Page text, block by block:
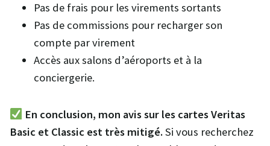
Pas de frais pour les virements sortants
Pas de commissions pour recharger son
compte par virement
Accès aux salons d’aéroports et à la
conciergerie.
En conclusion, mon avis sur les cartes Veritas
Basic et Classic est très mitigé.Si vous recherchez